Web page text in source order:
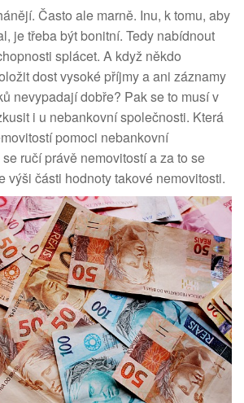
Často ale marně. Inu, k tomu, aby
je třeba být bonitní. Tedy nabídnout
splácet. A když někdo
dost vysoké příjmy a ani záznamy
nevypadají dobře? Pak se to musí v
i u nebankovní společnosti. Která
pomoci nebankovní
ručí právě nemovitostí a za to se
výši části hodnoty takové nemovitosti.